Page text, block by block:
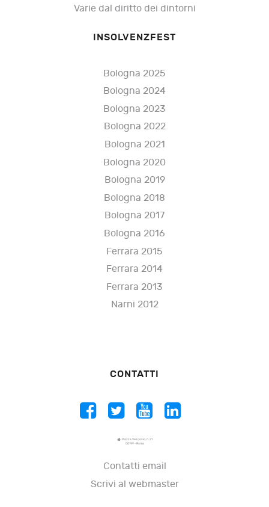
Varie dal diritto dei dintorni
INSOLVENZFEST
Bologna 2025
Bologna 2024
Bologna 2023
Bologna 2022
Bologna 2021
Bologna 2020
Bologna 2019
Bologna 2018
Bologna 2017
Bologna 2016
Ferrara 2015
Ferrara 2014
Ferrara 2013
Narni 2012
CONTATTI
Piazza Vescovio, n. 21
00199 - Roma
Contatti email
Scrivi al webmaster